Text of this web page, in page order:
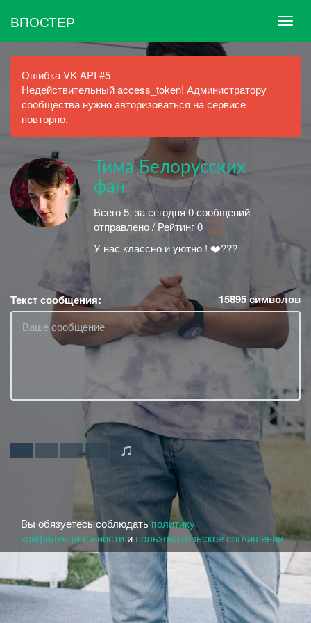
ВПОСТЕР
Ошибка VK API #5
Недействительный access_token! Администратору
сообщества нужно авторизоваться на сервисе
повторно.
Тима Белорусских
фан
Всего 5, за сегодня 0 сообщений
отправлено / Рейтинг 0
У нас классно и уютно ! ❤️???
Текст сообщения: 15895символов
Вы обязуетесь соблюдать политику
конфиденциальности и пользовательское соглашение